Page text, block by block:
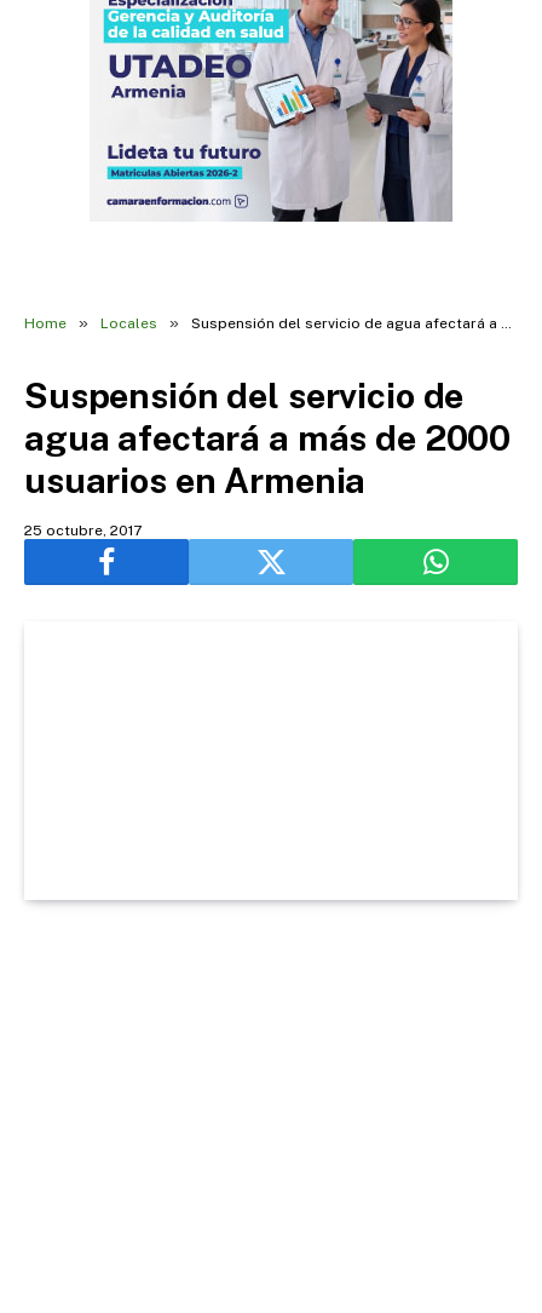
Home » Locales » Suspensión del servicio de agua afectará a más de 2000 usuarios en Armenia
Suspensión del servicio de
agua afectará a más de 2000
usuarios en Armenia
25 octubre, 2017